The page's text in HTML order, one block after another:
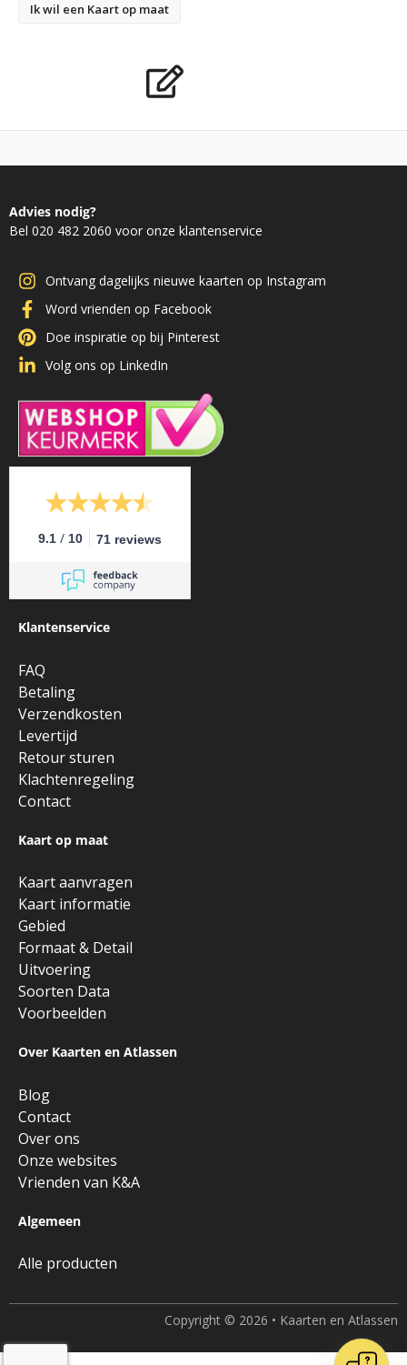
Ik wil een Kaart op maat
Advies nodig?
Bel 020 482 2060 voor onze klantenservice
Ontvang dagelijks nieuwe kaarten op Instagram
Word vrienden op Facebook
Doe inspiratie op bij Pinterest
Volg ons op LinkedIn
9.1 / 10 71 reviews
Klantenservice
FAQ
Betaling
Verzendkosten
Levertijd
Retour sturen
Klachtenregeling
Contact
Kaart op maat
Kaart aanvragen
Kaart informatie
Gebied
Formaat & Detail
Uitvoering
Soorten Data
Voorbeelden
Over Kaarten en Atlassen
Blog
Contact
Over ons
Onze websites
Vrienden van K&A
Algemeen
Alle producten
Copyright © 2026 • Kaarten en Atlassen